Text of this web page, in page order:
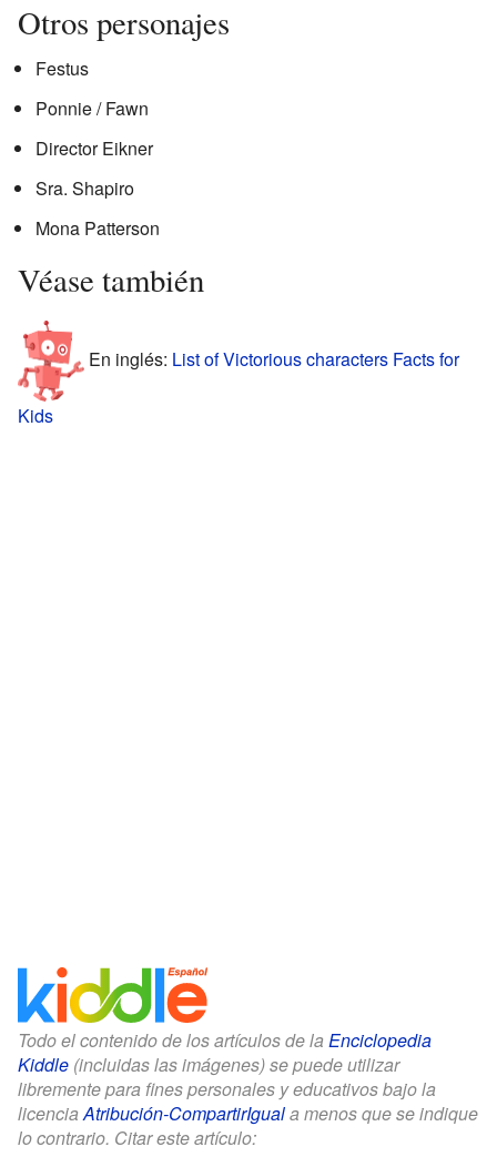
Otros personajes
Festus
Ponnie / Fawn
Director Eikner
Sra. Shapiro
Mona Patterson
Véase también
En inglés: List of Victorious characters Facts for
Kids
Todo el contenido de los artículos de la Enciclopedia
Kiddle (incluidas las imágenes) se puede utilizar
libremente para fines personales y educativos bajo la
licenciaAtribución-CompartirIguala menos que se indique
lo contrario. Citar este artículo: